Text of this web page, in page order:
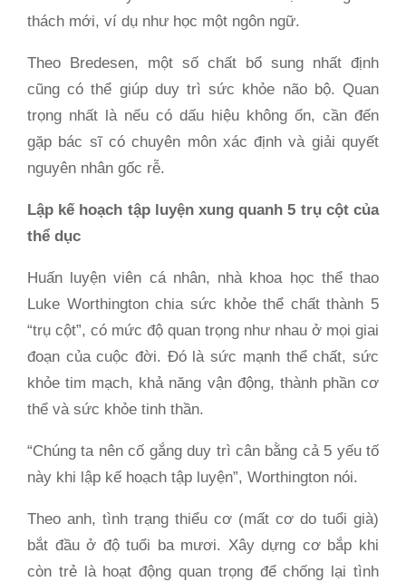
thách mới, ví dụ như học một ngôn ngữ.
Theo Bredesen, một số chất bổ sung nhất định
cũng có thể giúp duy trì sức khỏe não bộ. Quan
trọng nhất là nếu có dấu hiệu không ổn, cần đến
gặp bác sĩ có chuyên môn xác định và giải quyết
nguyên nhân gốc rễ.
Lập kế hoạch tập luyện xung quanh 5 trụ cột của
thể dục
Huấn luyện viên cá nhân, nhà khoa học thể thao
Luke Worthington chia sức khỏe thể chất thành 5
“trụ cột”, có mức độ quan trọng như nhau ở mọi giai
đoạn của cuộc đời. Đó là sức mạnh thể chất, sức
khỏe tim mạch, khả năng vận động, thành phần cơ
thể và sức khỏe tinh thần.
“Chúng ta nên cố gắng duy trì cân bằng cả 5 yếu tố
này khi lập kế hoạch tập luyện”, Worthington nói.
Theo anh, tình trạng thiểu cơ (mất cơ do tuổi già)
bắt đầu ở độ tuổi ba mươi. Xây dựng cơ bắp khi
còn trẻ là hoạt động quan trọng để chống lại tình